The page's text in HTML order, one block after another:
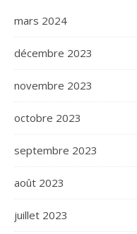
mars 2024
décembre 2023
novembre 2023
octobre 2023
septembre 2023
août 2023
juillet 2023